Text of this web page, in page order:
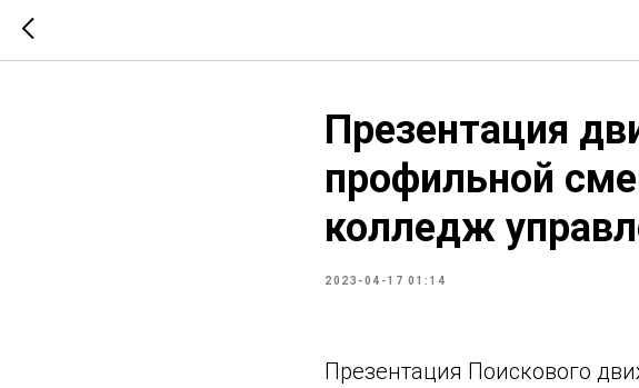
Презентация
профильной
колледж
2023-04-17 01:14
Презентация Поискового